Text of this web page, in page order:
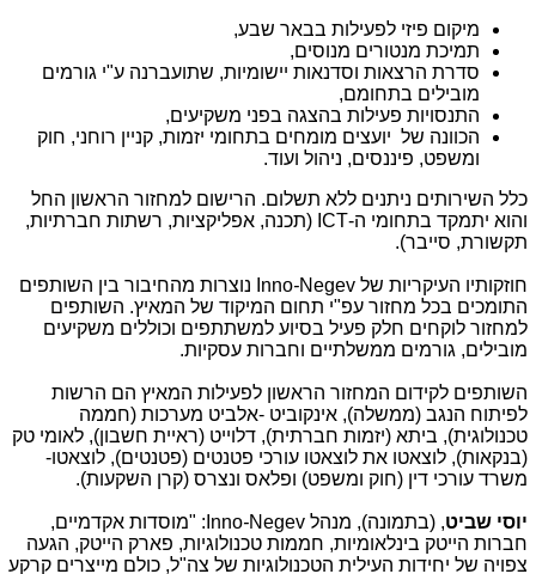
מיקום פיזי לפעילות בבאר שבע,
תמיכת מנטורים מנוסים,
סדרת הרצאות וסדנאות יישומיות, שתועברנה ע"י גורמים
מובילים בתחומם,
התנסויות פעילות בהצגה בפני משקיעים,
הכוונה של יועצים מומחים בתחומי יזמות, קניין רוחני, חוק
ומשפט, פיננסים, ניהול ועוד.
כלל השירותים ניתנים ללא תשלום. הרישום למחזור הראשון החל
והוא יתמקד בתחומי ה-ICT (תכנה, אפליקציות, רשתות חברתיות,
תקשורת, סייבר).
חוזקותיו העיקריות של Inno-Negev
נוצרות מהחיבור בין השותפים
התומכים בכל מחזור עפ"י תחום המיקוד של המאיץ. השותפים
למחזור לוקחים חלק פעיל בסיוע למשתתפים וכוללים משקיעים
מובילים, גורמים ממשלתיים וחברות עסקיות.
השותפים לקידום המחזור הראשון לפעילות המאיץ הם הרשות
לפיתוח הנגב (ממשלה), אינקוביט -אלביט מערכות (חממה
טכנולוגית), ביתא (יזמות חברתית), דלוייט (ראיית חשבון), לאומי טק
(בנקאות), לוצאטו את לוצאטו עורכי פטנטים (פטנטים), לוצאטו-
משרד עורכי דין (חוק ומשפט) ופלאס ונצרס (קרן השקעות).
יוסי שביט, (בתמונה), מנהל Inno-Negev
: "מוסדות אקדמיים,
חברות הייטק בינלאומיות, חממות טכנולוגיות, פארק הייטק, הגעה
צפויה של יחידות העילית הטכנולוגיות של צה"ל, כולם מייצרים קרקע